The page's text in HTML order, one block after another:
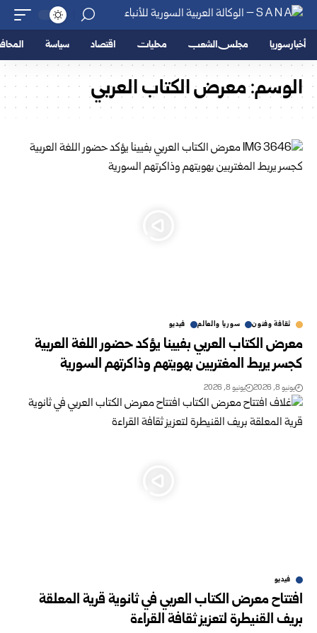
أخبار سوريا مجلس الشعب محليات اقتصاد سياسة
الوسم:معرض الكتاب العربي
ثقافة وفنون سوريا والعالم فيديو
معرض الكتاب العربي بفيينا يؤكد حضور اللغة العربية
كجسر يربط المغتربين بهويتهم وذاكرتهم السورية
يونيو 8, 2026 يونيو 8, 2026
فيديو
افتتاح معرض الكتاب العربي في ثانوية قرية المعلقة
بريف القنيطرة لتعزيز ثقافة القراءة